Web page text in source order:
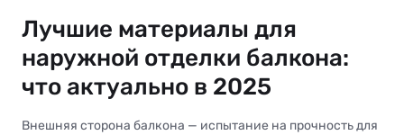
Лучшие материалы для
наружной отделки балкона:
что актуально в 2025
Внешняя сторона балкона — испытание на прочность для